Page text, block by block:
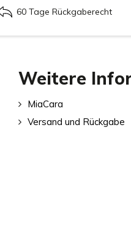
60 Tage Rückgaberecht
Weitere
MiaCara
Versand und Rückgabe